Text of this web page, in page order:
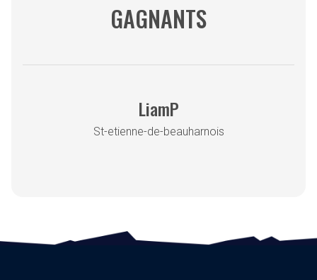
GAGNANTS
LiamP
St-etienne-de-beauharnois